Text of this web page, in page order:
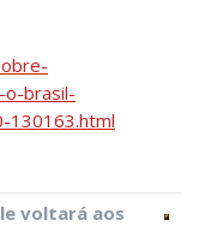
brasil-
130163.html
voltará aos